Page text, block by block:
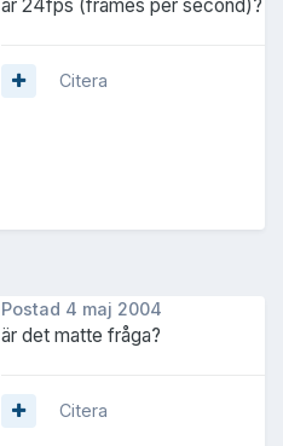
är 24fps (frames per second)?
Citera
Postad 4 maj 2004
är det matte fråga?
Citera